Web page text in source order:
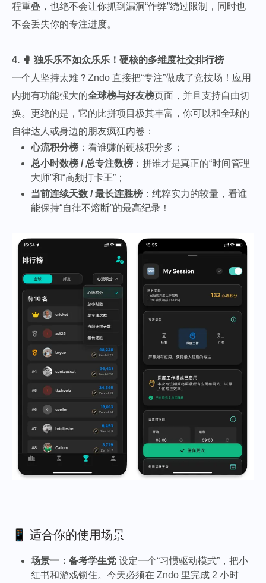
程重叠，也绝不会让你抓到漏洞“作弊”绕过限制，同时也
不会丢失你的专注进度。
4. 🥊 独乐乐不如众乐乐！硬核的多维度社交排行榜
一个人坚持太难？Zndo 直接把“专注”做成了竞技场！应用
内拥有功能强大的全球榜与好友榜页面，并且支持自由切
换。更绝的是，它的比拼项目极其丰富，你可以和全球的
自律达人或身边的朋友疯狂内卷：
心流积分榜 ：看谁赚的硬核积分多；
总小时数榜 / 总专注数榜 ：拼谁才是真正的“时间管理
大师”和“高频打卡王”；
当前连续天数 / 最长连胜榜 ：纯粹实力的较量，看谁
能保持“自律不熔断”的最高纪录！
📱 适合你的使用场景
场景一：备考学生党 设定一个“习惯驱动模式”，把小
红书和游戏锁住。今天必须在 Zndo 里完成 2 小时